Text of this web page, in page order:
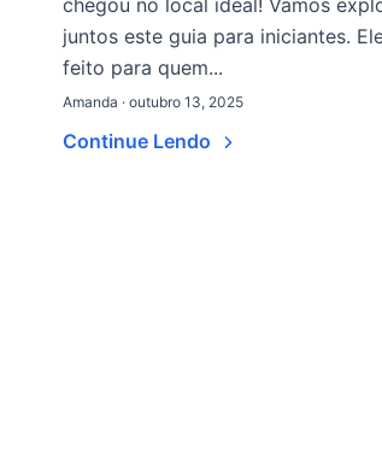
chegou no local ideal! Vamos
juntos este guia para iniciantes.
feito para quem...
Amanda · outubro 13, 2025
Continue Lendo